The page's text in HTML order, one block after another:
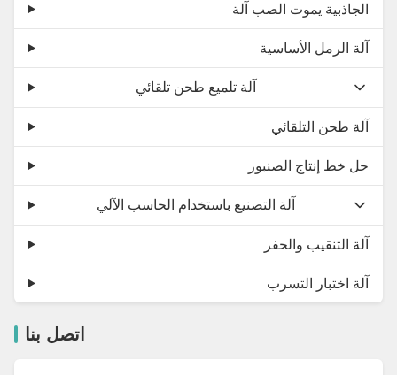
الجاذبية يموت الصب آلة
آلة الرمل الأساسية
آلة تلميع طحن تلقائي
آلة طحن التلقائي
حل خط إنتاج الصنبور
آلة التصنيع باستخدام الحاسب الآلي
آلة التنقيب والحفر
آلة اختبار التسرب
اتصل بنا